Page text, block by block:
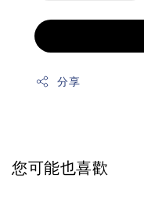
分享
您可能也喜歡